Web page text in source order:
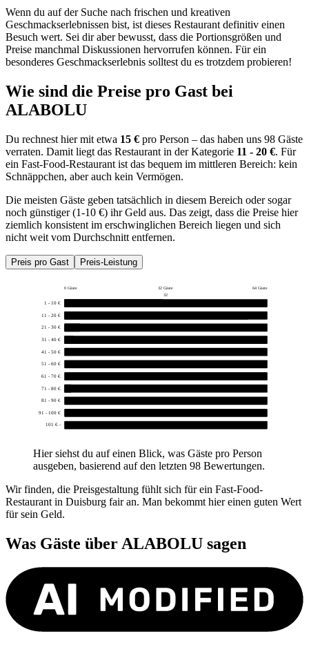
Wenn du auf der Suche nach frischen und kreativen
Geschmackserlebnissen bist, ist dieses Restaurant definitiv einen
Besuch wert. Sei dir aber bewusst, dass die Portionsgrößen und
Preise manchmal Diskussionen hervorrufen können. Für ein
besonderes Geschmackserlebnis solltest du es trotzdem probieren!
Wie sind die Preise pro Gast bei
ALABOLU
Du rechnest hier mit etwa 15 € pro Person – das haben uns 98 Gäste
verraten. Damit liegt das Restaurant in der Kategorie 11 - 20 €. Für
ein Fast-Food-Restaurant ist das bequem im mittleren Bereich: kein
Schnäppchen, aber auch kein Vermögen.
Die meisten Gäste geben tatsächlich in diesem Bereich oder sogar
noch günstiger (1-10 €) ihr Geld aus. Das zeigt, dass die Preise hier
ziemlich konsistent im erschwinglichen Bereich liegen und sich
nicht weit vom Durchschnitt entfernen.
Preis pro Gast Preis-Leistung
0 Gäste 32 Gäste
64 Gäste
32
1 - 10 €
11 - 20 €
21 - 30 €
31 - 40 €
41 - 50 €
51 - 60 €
61 - 70 €
71 - 80 €
81 - 90 €
91 - 100 €
101 € -
Hier siehst du auf einen Blick, was Gäste pro Person
ausgeben, basierend auf den letzten 98 Bewertungen.
Wir finden, die Preisgestaltung fühlt sich für ein Fast-Food-
Restaurant in Duisburg fair an. Man bekommt hier einen guten Wert
für sein Geld.
Was Gäste überALABOLU sagen